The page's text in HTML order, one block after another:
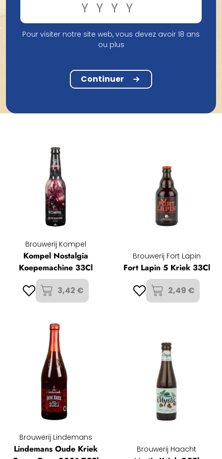
Chouffe Cherry 33Cl
Lindemans Kriek 25Cl
Brouwerij Kompel
Kompel Nostalgia
Koepemachine 33Cl
3,42 €
Brouwerij Fort Lapin
Fort Lapin 5 Kriek 33Cl
2,49 €
Brouwerij Lindemans
Lindemans Oude Kriek
Brouwerij Haacht
Pour visiter notre site web, vous devez avoir 18 ans
ou plus
Continuer